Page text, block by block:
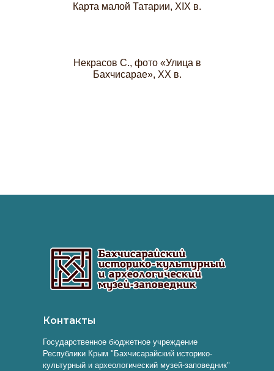
Карта малой Татарии, XIX в.
Некрасов С., фото «Улица в
Бахчисарае», XX в.
Контакты
Государственное бюджетное учреждение
Республики Крым "Бахчисарайский историко-
культурный и археологический музей-заповедник"